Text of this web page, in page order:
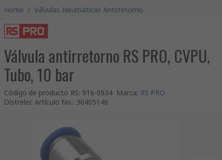
Home / Válvulas Neumáticas Antirretorno
Válvula antirretorno RS PRO, CVPU,
Tubo, 10 bar
Código de producto RS: 916-0934 Marca: RS PRO
Distrelec Artículo No.: 30405140